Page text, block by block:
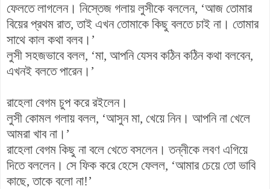
ফেলতে লাগলেন। নিস্তেজ গলায় লুসীকে বললেন, ‘আজ তোমার
বিয়ের প্রথম রাত, তাই এখন তোমাকে কিছু বলতে চাই না। তোমার
সাথে কাল কথা বলব।’
লুসী সহজভাবে বলল, ‘মা, আপনি যেসব কঠিন কঠিন কথা বলবেন,
এখনই বলতে পারেন।’
রাহেলা বেগম চুপ করে রইলেন।
লুসী কোমল গলায় বলল, ‘আসুন মা, খেয়ে নিন। আপনি না খেলে
আমরা খাব না।’
রাহেলা বেগম কিছু না বলে খেতে বসলেন। তন্নীকে লবণ এগিয়ে
দিতে বললেন। সে ফিক করে হেসে ফেলল, ‘আমার চেয়ে তো ভাবি
কাছে, তাকে বলো না!’